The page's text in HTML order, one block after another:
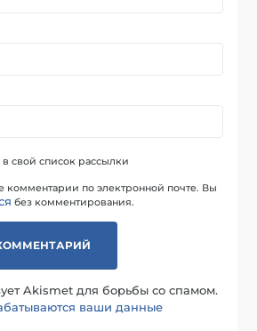
в свой список рассылки
комментарии по электронной почте. Вы
без комментирования.
Akismet для борьбы со спамом.
ваши данные